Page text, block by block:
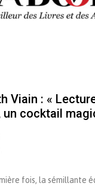
Viain : «
un cocktail
fois, la sémillante